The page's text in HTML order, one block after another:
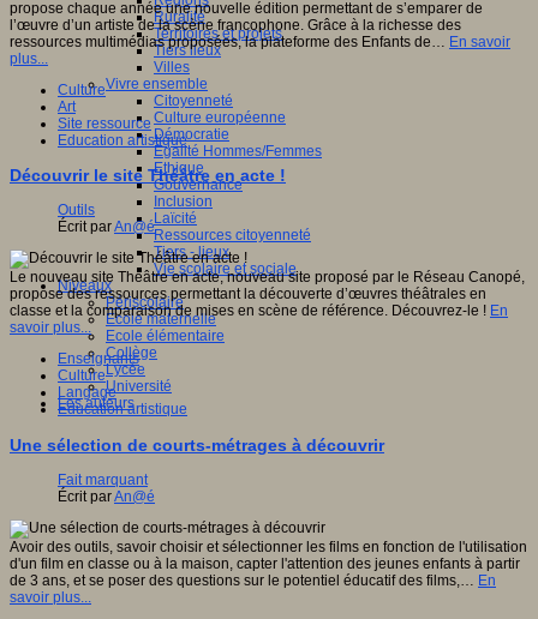
Ruralité
Territoires et projets
Tiers lieux
Villes
Vivre ensemble
Citoyenneté
Culture européenne
Démocratie
Egalité Hommes/Femmes
Ethique
Gouvernance
Inclusion
Laïcité
Ressources citoyenneté
Tiers - lieux
Vie scolaire et sociale
Niveaux
Périscolaire
Ecole maternelle
Ecole élémentaire
Collège
Lycée
Université
Les auteurs
propose chaque année une nouvelle édition permettant de s’emparer de
l’œuvre d’un artiste de la scène francophone. Grâce à la richesse des
ressources multimédias proposées, la plateforme des Enfants de… En savoir
plus...
Culture
Art
Site ressource
Education artistique
Découvrir le site Théâtre en acte !
Outils
Écrit parAn@é
Le nouveau site Théâtre en acte, nouveau site proposé par le Réseau Canopé,
propose des ressources permettant la découverte d’œuvres théâtrales en
classe et la comparaison de mises en scène de référence. Découvrez-le ! En
savoir plus...
Enseignants
Culture
Langage
Education artistique
Une sélection de courts-métrages à découvrir
Fait marquant
Écrit parAn@é
Avoir des outils, savoir choisir et sélectionner les films en fonction de l'utilisation
d'un film en classe ou à la maison, capter l'attention des jeunes enfants à partir
de 3 ans, et se poser des questions sur le potentiel éducatif des films,… En
savoir plus...